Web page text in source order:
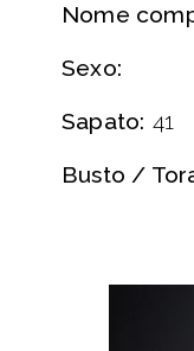
Nome
Sexo:
Sapato: 41
Busto /